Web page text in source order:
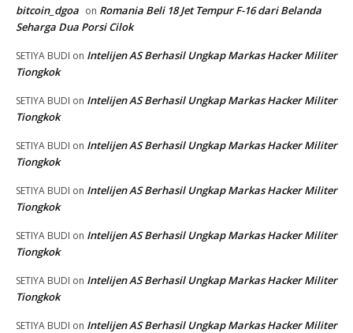
bitcoin_dgoa on Romania Beli 18 Jet Tempur F-16 dari Belanda
Seharga Dua Porsi Cilok
SETIYA BUDI on Intelijen AS Berhasil Ungkap Markas Hacker Militer
Tiongkok
SETIYA BUDI on Intelijen AS Berhasil Ungkap Markas Hacker Militer
Tiongkok
SETIYA BUDI on Intelijen AS Berhasil Ungkap Markas Hacker Militer
Tiongkok
SETIYA BUDI on Intelijen AS Berhasil Ungkap Markas Hacker Militer
Tiongkok
SETIYA BUDI on Intelijen AS Berhasil Ungkap Markas Hacker Militer
Tiongkok
SETIYA BUDI on Intelijen AS Berhasil Ungkap Markas Hacker Militer
Tiongkok
SETIYA BUDI on Intelijen AS Berhasil Ungkap Markas Hacker Militer